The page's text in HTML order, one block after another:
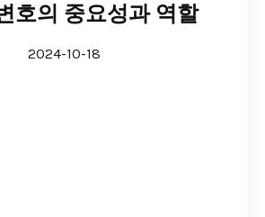
호의 중요성과 역할
2024-10-18